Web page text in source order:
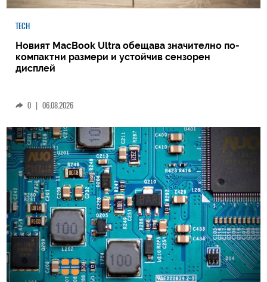
TECH
Новият MacBook Ultra обещава значително по-
компактни размери и устойчив сензорен
дисплей
0 | 06.08.2026